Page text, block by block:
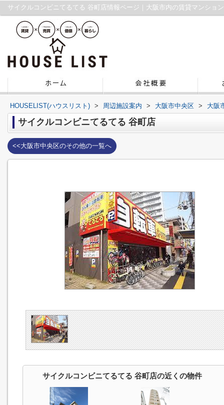
サイクルコンビニてるてる 谷町店情報ページ｜大阪市内の賃貸マンショ
HOUSELIST(ハウスリスト) > 周辺施設案内 > 大阪市中央区 > 大阪
サイクルコンビニてるてる 谷町店
<<大阪市中央区のその他の一覧へ
サイクルコンビニてるてる 谷町店の近くの物件